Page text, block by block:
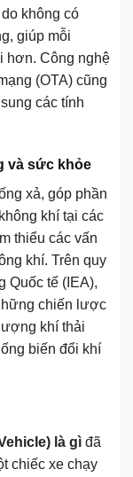
không có
giúp mỗi
hơn. Công nghệ
(OTA) cũng
các tính
và sức khỏe
xả, góp phần
khí tại các
thiểu các vấn
khí. Trên quy
Quốc tế (IEA),
chiến lược
khí thải
biến đổi khí
là gì đã
chiếc xe chạy